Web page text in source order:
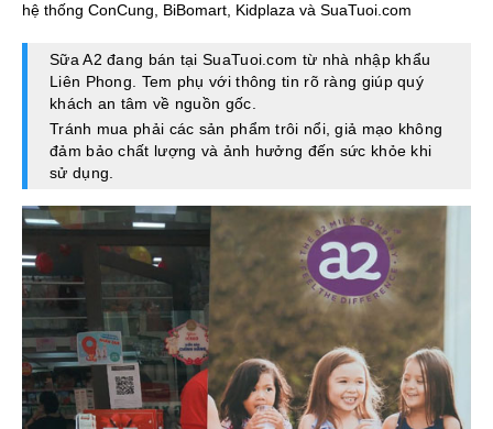
hệ thống ConCung, BiBomart, Kidplaza và SuaTuoi.com
Sữa A2 đang bán tại SuaTuoi.com từ nhà nhập khẩu
Liên Phong. Tem phụ với thông tin rõ ràng giúp quý
khách an tâm về nguồn gốc.
Tránh mua phải các sản phẩm trôi nổi, giả mạo không
đảm bảo chất lượng và ảnh hưởng đến sức khỏe khi
sử dụng.